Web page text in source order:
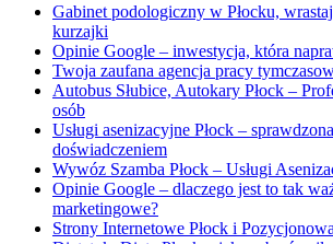
Gabinet podologiczny w Płocku,
kurzajki
Opinie Google – inwestycja, która
Twoja zaufana agencja pracy
Autobus Słubice, Autokary Płock –
osób
Usługi asenizacyjne Płock –
doświadczeniem
Wywóz Szamba Płock – Usługi
Opinie Google – dlaczego jest to tak
marketingowe?
Strony Internetowe Płock i